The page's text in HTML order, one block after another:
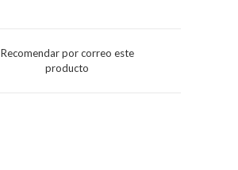
Recomendar por correo este
producto